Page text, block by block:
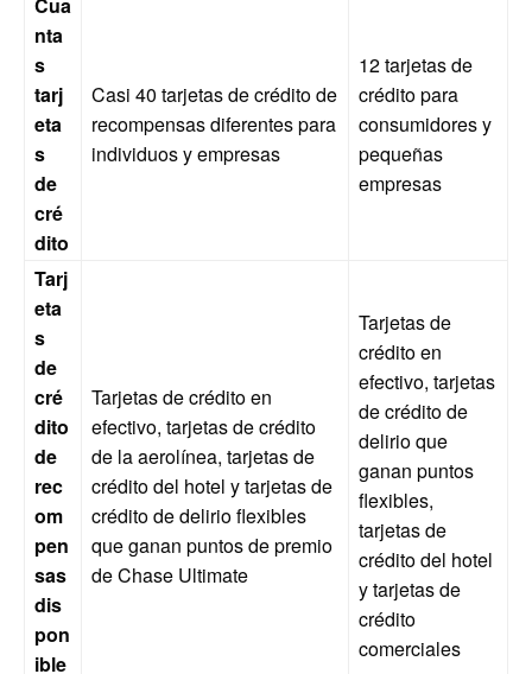
Cua
nta
s
tarj
eta
s
de
cré
dito
Casi 40 tarjetas de crédito de
recompensas diferentes para
individuos y empresas
12 tarjetas de
crédito para
consumidores y
pequeñas
empresas
Tarj
eta
s
de
cré
dito
de
rec
om
pen
sas
dis
pon
ible
Tarjetas de crédito en
efectivo, tarjetas de crédito
de la aerolínea, tarjetas de
crédito del hotel y tarjetas de
crédito de delirio flexibles
que ganan puntos de premio
de Chase Ultimate
Tarjetas de
crédito en
efectivo, tarjetas
de crédito de
delirio que
ganan puntos
flexibles,
tarjetas de
crédito del hotel
y tarjetas de
crédito
comerciales